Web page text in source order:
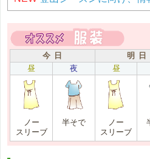
今 日
明 日
昼
夜 昼
ノー
スリーブ
半そで
ノー
スリーブ